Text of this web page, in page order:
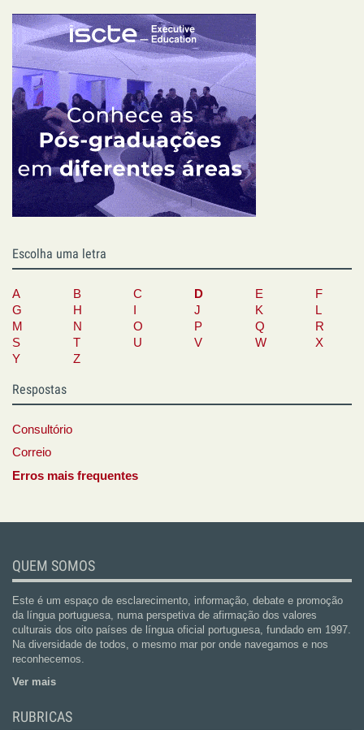
Escolha uma letra
A B C D E
F
G
H J K
L
M
N O P Q
R
S
T U V W
X
Y
Z
Respostas
Consultório
Correio
Erros mais frequentes
QUEM SOMOS
Este é um espaço de esclarecimento, informação, debate e promoção
da língua portuguesa, numa perspetiva de afirmação dos valores
culturais dos oito países de língua oficial portuguesa, fundado em 1997.
Na diversidade de todos, o mesmo mar por onde navegamos e nos
reconhecemos.
Ver mais
RUBRICAS